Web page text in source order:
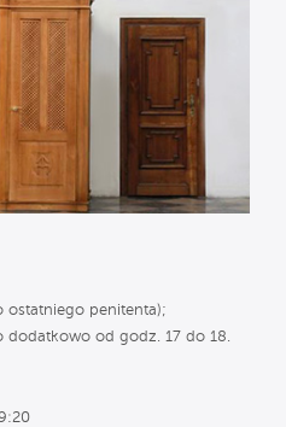
ostatniego penitenta);
od godz. 17 do 18.